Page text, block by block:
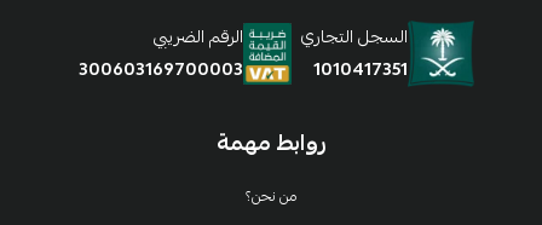
روابط مهمة
من نحن؟
السجل التجاري
1010417351
الرقم الضريبي
300603169700003